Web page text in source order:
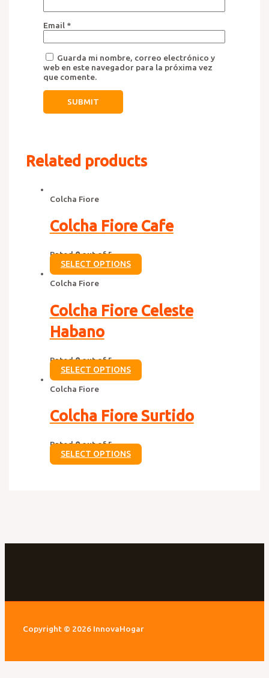
Email *
Guarda mi nombre, correo electrónico y
web en este navegador para la próxima vez
que comente.
Related products
Colcha Fiore
Colcha Fiore Cafe
Rated0out of 5
SELECT OPTIONS
Colcha Fiore
Colcha Fiore Celeste
Habano
Rated0out of 5
SELECT OPTIONS
Colcha Fiore
Colcha Fiore Surtido
Rated0out of 5
SELECT OPTIONS
Copyright © 2026 InnovaHogar